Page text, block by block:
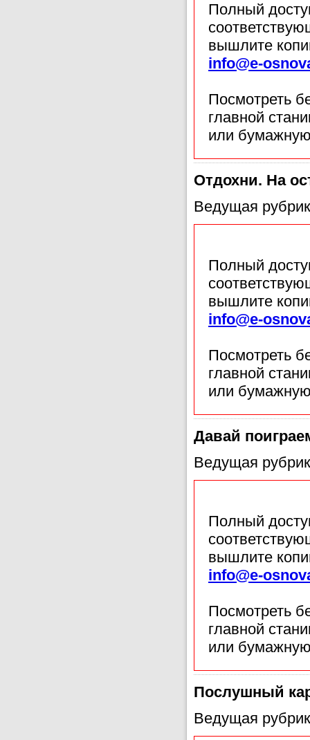
Полный
вышлите
info@e-
Посмотреть
главной
или
Отдохни. На
Ведущая
Полный
вышлите
info@e-
Посмотреть
главной
или
Давай
Ведущая
Полный
вышлите
info@e-
Посмотреть
главной
или
Послушный
Ведущая